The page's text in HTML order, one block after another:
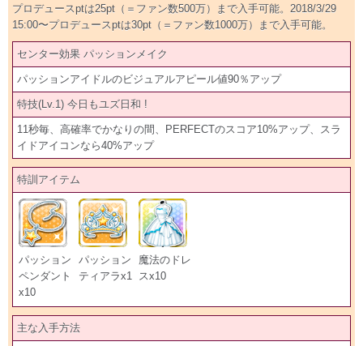
プロデュースptは25pt（＝ファン数500万）まで入手可能。2018/3/29
15:00〜プロデュースptは30pt（＝ファン数1000万）まで入手可能。
センター効果 パッションメイク
パッションアイドルのビジュアルアピール値90％アップ
特技(Lv.1) 今日もユズ日和 !
11秒毎、高確率でかなりの間、PERFECTのスコア10%アップ、スラ
イドアイコンなら40%アップ
特訓アイテム
パッション
ペンダント
x10
パッション
ティアラx1
魔法のドレ
スx10
主な入手方法